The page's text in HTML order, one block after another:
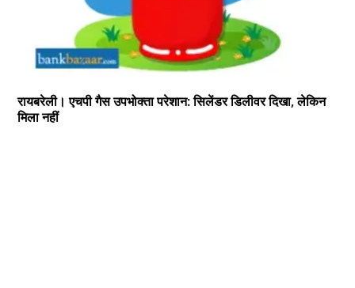
रायबरेली। एचपी गैस उपभोक्ता परेशान: सिलेंडर डिलीवर दिखा, लेकिन
मिला नहीं